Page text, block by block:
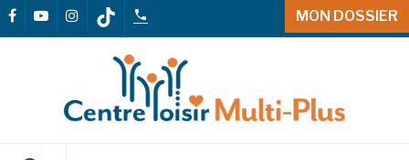
MON DOSSIER